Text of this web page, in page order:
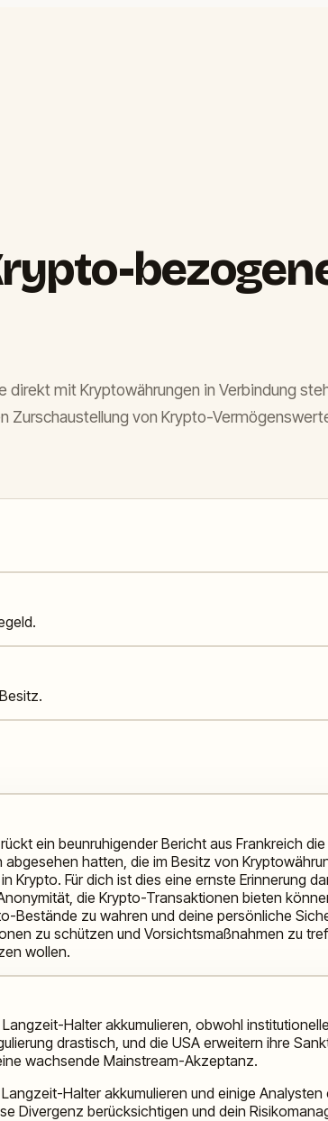
direkt mit Kryptowährungen in Verbindung
von Krypto-
ein beunruhigender Bericht aus Frankreich
hatten, die im Besitz von
Für dich ist dies eine ernste Erinnerung
die Krypto-Transaktionen bieten
Bestände zu wahren und deine persönliche
zu schützen und Vorsichtsmaßnahmen zu
wollen.
Halter akkumulieren, obwohl
drastisch, und die USA erweitern ihre
wachsende Mainstream-Akzeptanz.
Halter akkumulieren und einige
Divergenz berücksichtigen und dein